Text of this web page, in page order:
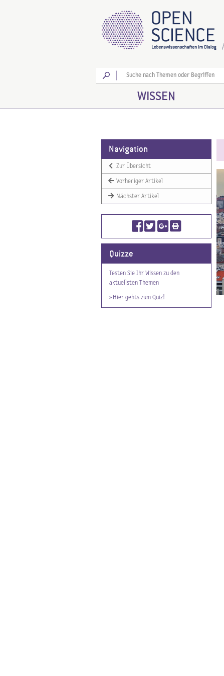
Los
WISSEN
Navigation
Zur Übersicht
Vorheriger Artikel
Nächster Artikel
Quizze
Testen Sie Ihr Wissen zu den
aktuellsten Themen
» Hier gehts zum Quiz!